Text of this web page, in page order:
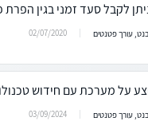
לקבל סעד זמני בגין
עורך פטנטים 02/07/2020
על מערכת עם חידוש
עורך פטנטים 03/09/2024